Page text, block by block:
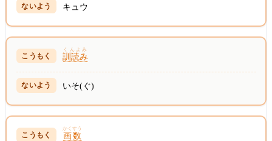
キュウ
訓読み
くんよみ
いそ(ぐ)
画数
かくすう